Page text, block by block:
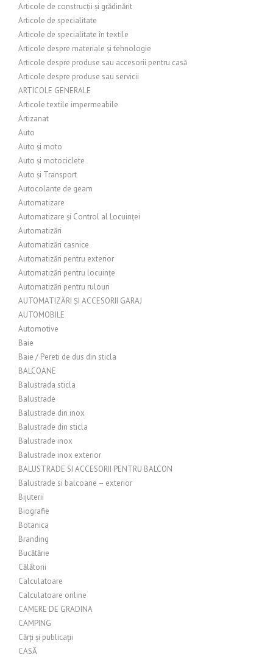
Articole de construcții și grădinărit
Articole de specialitate
Articole de specialitate în textile
Articole despre materiale și tehnologie
Articole despre produse sau accesorii pentru casă
Articole despre produse sau servicii
ARTICOLE GENERALE
Articole textile impermeabile
Artizanat
Auto
Auto și moto
Auto și motociclete
Auto și Transport
Autocolante de geam
Automatizare
Automatizare și Control al Locuinței
Automatizări
Automatizări casnice
Automatizări pentru exterior
Automatizări pentru locuințe
Automatizări pentru rulouri
AUTOMATIZĂRI ȘI ACCESORII GARAJ
AUTOMOBILE
Automotive
Baie
Baie / Pereti de dus din sticla
BALCOANE
Balustrada sticla
Balustrade
Balustrade din inox
Balustrade din sticla
Balustrade inox
Balustrade inox exterior
BALUSTRADE SI ACCESORII PENTRU BALCON
Balustrade si balcoane – exterior
Bijuterii
Biografie
Botanica
Branding
Bucătărie
Călătorii
Calculatoare
Calculatoare online
CAMERE DE GRADINA
CAMPING
Cărți și publicații
CASĂ